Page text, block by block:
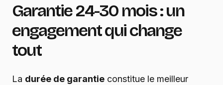
Garantie 24-30 mois : un
engagement qui change
tout
La durée de garantie constitue le meilleur